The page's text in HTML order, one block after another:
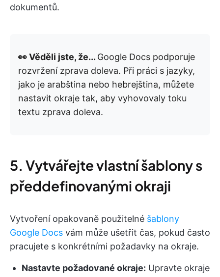
dokumentů.
👀 Věděli jste, že... Google Docs podporuje
rozvržení zprava doleva. Při práci s jazyky,
jako je arabština nebo hebrejština, můžete
nastavit okraje tak, aby vyhovovaly toku
textu zprava doleva.
5. Vytvářejte vlastní šablony s
předdefinovanými okraji
Vytvoření opakovaně použitelné šablony
Google Docs vám může ušetřit čas, pokud často
pracujete s konkrétními požadavky na okraje.
Nastavte požadované okraje: Upravte okraje